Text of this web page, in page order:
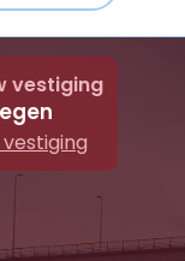
vestiging